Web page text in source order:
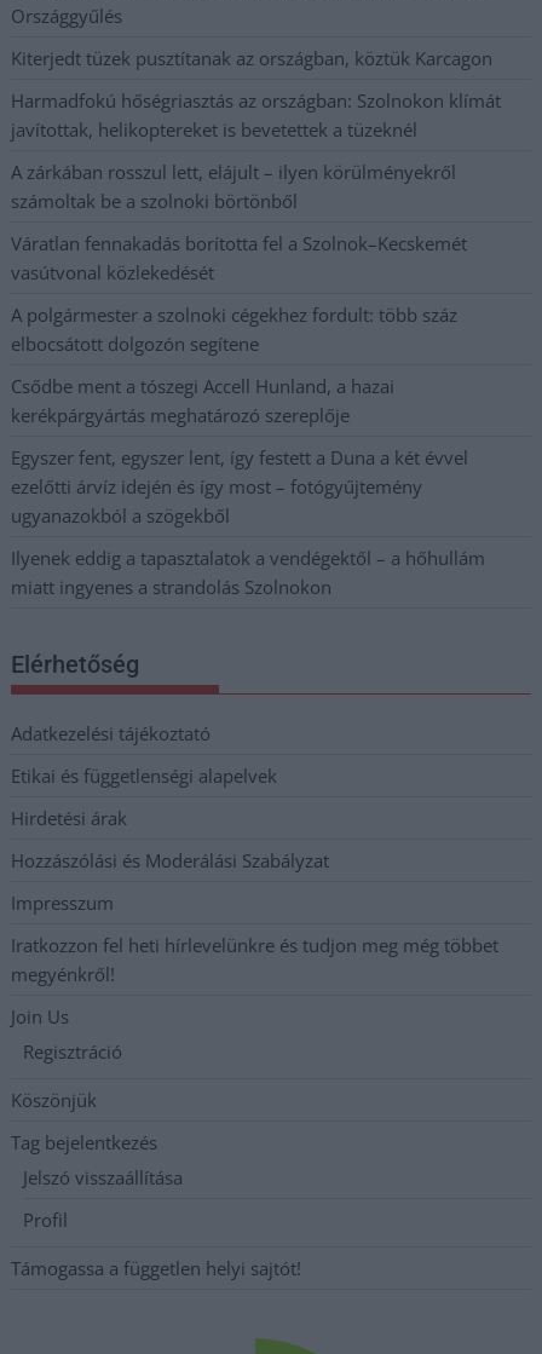
Országgyűlés
Kiterjedt tüzek pusztítanak az országban, köztük Karcagon
Harmadfokú hőségriasztás az országban: Szolnokon klímát
javítottak, helikoptereket is bevetettek a tüzeknél
A zárkában rosszul lett, elájult – ilyen körülményekről
számoltak be a szolnoki börtönből
Váratlan fennakadás borította fel a Szolnok–Kecskemét
vasútvonal közlekedését
A polgármester a szolnoki cégekhez fordult: több száz
elbocsátott dolgozón segítene
Csődbe ment a tószegi Accell Hunland, a hazai
kerékpárgyártás meghatározó szereplője
Egyszer fent, egyszer lent, így festett a Duna a két évvel
ezelőtti árvíz idején és így most – fotógyűjtemény
ugyanazokból a szögekből
Ilyenek eddig a tapasztalatok a vendégektől – a hőhullám
miatt ingyenes a strandolás Szolnokon
Elérhetőség
Adatkezelési tájékoztató
Etikai és függetlenségi alapelvek
Hirdetési árak
Hozzászólási és Moderálási Szabályzat
Impresszum
Iratkozzon fel heti hírlevelünkre és tudjon meg még többet
megyénkről!
Join Us
Regisztráció
Köszönjük
Tag bejelentkezés
Jelszó visszaállítása
Profil
Támogassa a független helyi sajtót!